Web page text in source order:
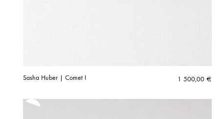
Sasha Huber | Comet I 1 500,00 €